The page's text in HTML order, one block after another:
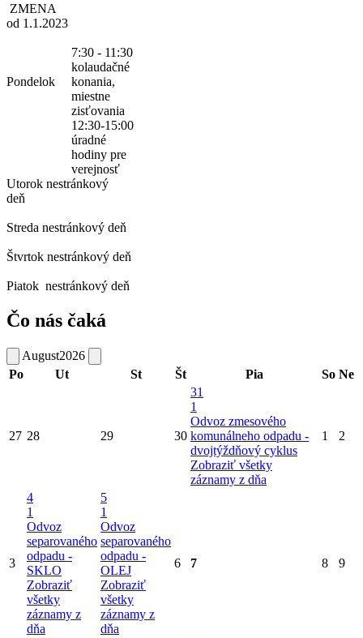
ZMENA
od 1.1.2023
Pondelok
7:30 - 11:30
kolaudačné
konania,
miestne
zisťovania
12:30-15:00
úradné
hodiny pre
verejnosť
Utorok nestránkový
deň
Streda nestránkový deň
Štvrtok nestránkový deň
Piatok nestránkový deň
Čo nás čaká
August2026
Po
Ut St Št Pia So Ne
27 28 29 30
31
1
Odvoz zmesového
komunálneho odpadu -
dvojtýždňový cyklus
Zobraziť všetky
záznamy z dňa
1 2
3
4
1
Odvoz
separovaného
odpadu -
SKLO
Zobraziť
všetky
záznamy z
dňa
5
1
Odvoz
separovaného
odpadu -
OLEJ
Zobraziť
všetky
záznamy z
dňa
6 7 8 9